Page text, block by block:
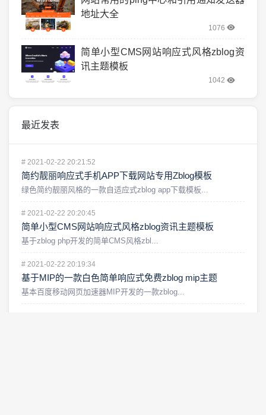
地址大全
1076
简单小型CMS网站响应式风格zblog资
讯主题模板
1042
最近发表
# 2021-02-22 20:21:52
简约靓丽响应式手机APP下载网站专用Zblog模板
绿色简约靓丽风格的一款自适应式zblog app下载模板...
# 2021-02-22 20:20:45
简单小型CMS网站响应式风格zblog资讯主题模板
基于zblog php开发的简单CMS风格zbl...
# 2021-02-22 20:19:34
基于MIP的一款白色简单响应式免费zblog mip主题
基本百度移动网页加速器MIP开发的一款zblog...